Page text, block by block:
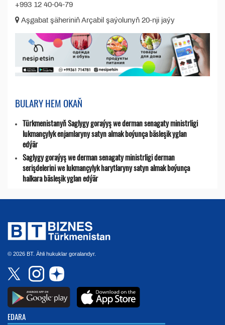
+993 12 40-04-79
Aşgabat şäheriniň Arçabil şaýolunyň 20-nji jaýy
BULARY HEM OKAŇ
Türkmenistanyň Saglygy goraýyş we derman senagaty ministrligi
lukmançylyk enjamlaryny satyn almak boýunça bäsleşik yglan
edýär
Saglygy goraýyş we derman senagaty ministrligi derman
serişdelerini we lukmançylyk harytlaryny satyn almak boýunça
halkara bäsleşik yglan edýär
© 2026 BT. Ähli hukuklar goralandyr.
EDARA